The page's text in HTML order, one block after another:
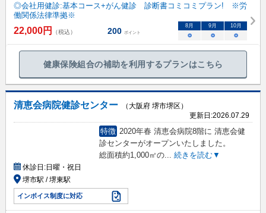
◎会社用健診:基本コース+がん健診 診断書コミコミプラン! ※労
働関係法律準拠※
22,000円 （税込） 200 ポイント
8 月 9 月 10月
○ ○ ○
健康保険組合の補助を利用するプランはこちら
清恵会病院健診センター
（大阪府 堺市堺区）
更新日:2026.07.29
特徴 2020年春 清恵会病院8階に 清恵会健
診センターがオープンいたしました。
総面積約1,000㎡の... 続きを読む▼
休診日:日曜・祝日
堺市駅 / 堺東駅
インボイス制度に対応